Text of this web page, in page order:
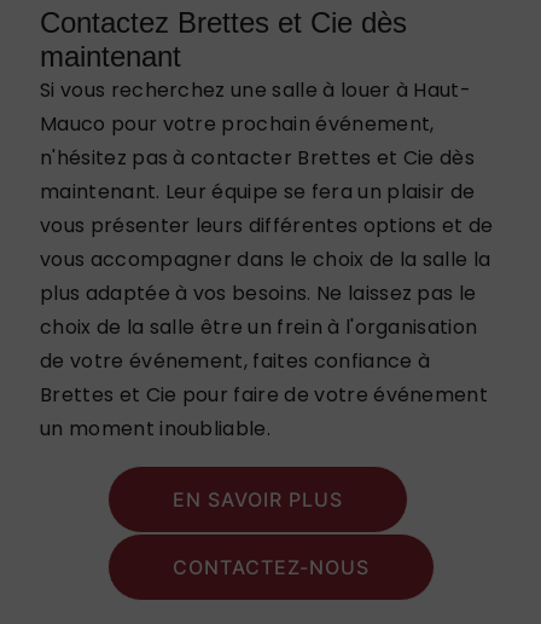
Contactez Brettes et Cie dès
maintenant
Si vous recherchez une salle à louer à Haut-
Mauco pour votre prochain événement,
n'hésitez pas à contacter Brettes et Cie dès
maintenant. Leur équipe se fera un plaisir de
vous présenter leurs différentes options et de
vous accompagner dans le choix de la salle la
plus adaptée à vos besoins. Ne laissez pas le
choix de la salle être un frein à l'organisation
de votre événement, faites confiance à
Brettes et Cie pour faire de votre événement
un moment inoubliable.
EN SAVOIR PLUS
CONTACTEZ-NOUS